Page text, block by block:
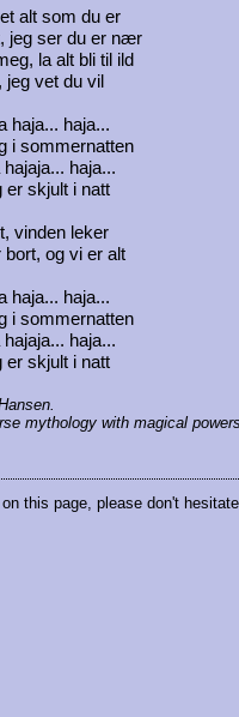
alt som du er
jeg ser du er nær
la alt bli til ild
jeg vet du vil
haja... haja...
i sommernatten
hajaja... haja...
er skjult i natt
vinden leker
bort, og vi er alt
haja... haja...
i sommernatten
hajaja... haja...
er skjult i natt
mythology with magical
on this page, please don't